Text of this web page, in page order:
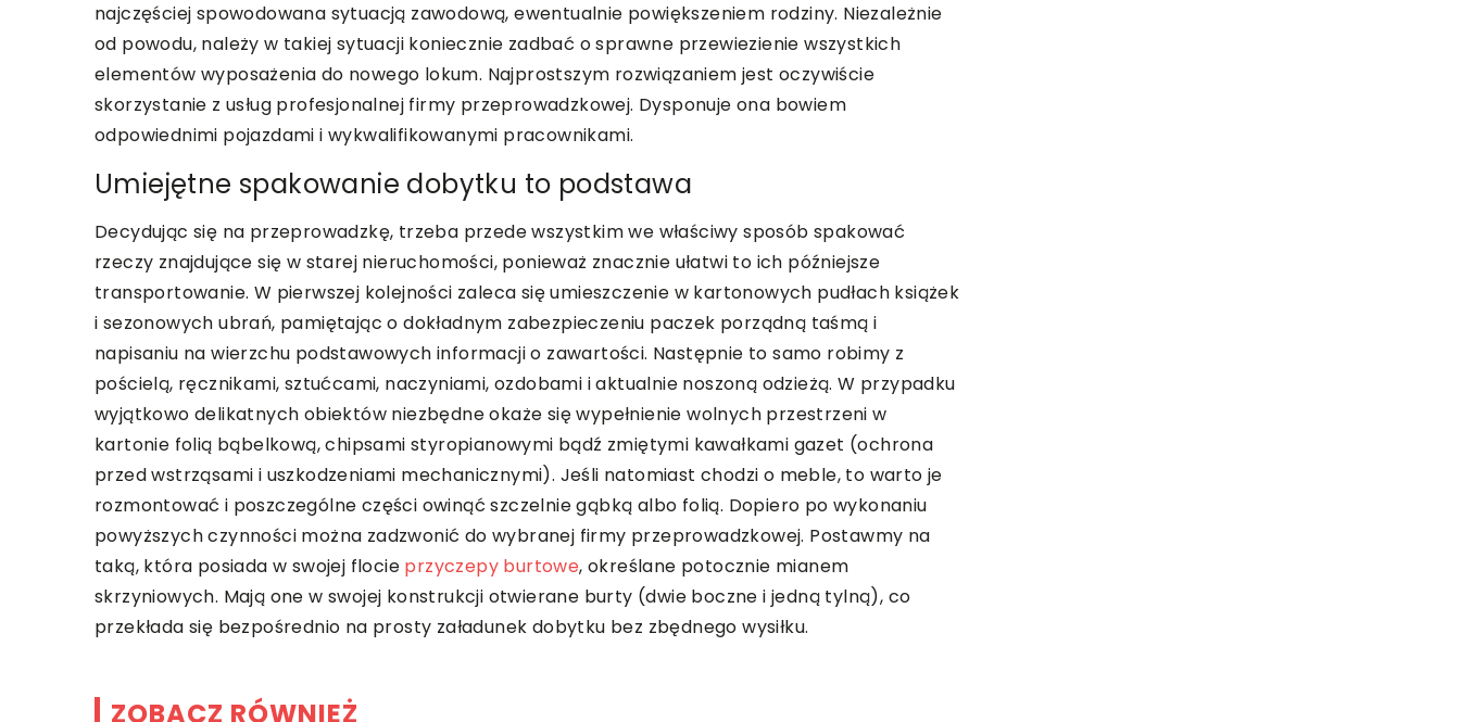
najczęściej spowodowana sytuacją zawodową, ewentualnie powiększeniem rodziny. Niezależnie
od powodu, należy w takiej sytuacji koniecznie zadbać o sprawne przewiezienie wszystkich
elementów wyposażenia do nowego lokum. Najprostszym rozwiązaniem jest oczywiście
skorzystanie z usług profesjonalnej firmy przeprowadzkowej. Dysponuje ona bowiem
odpowiednimi pojazdami i wykwalifikowanymi pracownikami.
Umiejętne spakowanie dobytku to podstawa
Decydując się na przeprowadzkę, trzeba przede wszystkim we właściwy sposób spakować
rzeczy znajdujące się w starej nieruchomości, ponieważ znacznie ułatwi to ich późniejsze
transportowanie. W pierwszej kolejności zaleca się umieszczenie w kartonowych pudłach książek
i sezonowych ubrań, pamiętając o dokładnym zabezpieczeniu paczek porządną taśmą i
napisaniu na wierzchu podstawowych informacji o zawartości. Następnie to samo robimy z
pościelą, ręcznikami, sztućcami, naczyniami, ozdobami i aktualnie noszoną odzieżą. W przypadku
wyjątkowo delikatnych obiektów niezbędne okaże się wypełnienie wolnych przestrzeni w
kartonie folią bąbelkową, chipsami styropianowymi bądź zmiętymi kawałkami gazet (ochrona
przed wstrząsami i uszkodzeniami mechanicznymi). Jeśli natomiast chodzi o meble, to warto je
rozmontować i poszczególne części owinąć szczelnie gąbką albo folią. Dopiero po wykonaniu
powyższych czynności można zadzwonić do wybranej firmy przeprowadzkowej. Postawmy na
taką, która posiada w swojej flocie przyczepy burtowe, określane potocznie mianem
skrzyniowych. Mają one w swojej konstrukcji otwierane burty (dwie boczne i jedną tylną), co
przekłada się bezpośrednio na prosty załadunek dobytku bez zbędnego wysiłku.
ZOBACZ RÓWNIEŻ